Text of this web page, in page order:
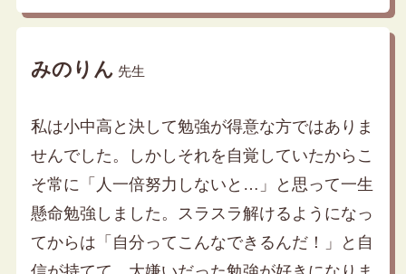
みのりん 先生
私は小中高と決して勉強が得意な方ではありま
せんでした。しかしそれを自覚していたからこ
そ常に「人一倍努力しないと…」と思って一生
懸命勉強しました。スラスラ解けるようになっ
てからは「自分ってこんなできるんだ！」と自